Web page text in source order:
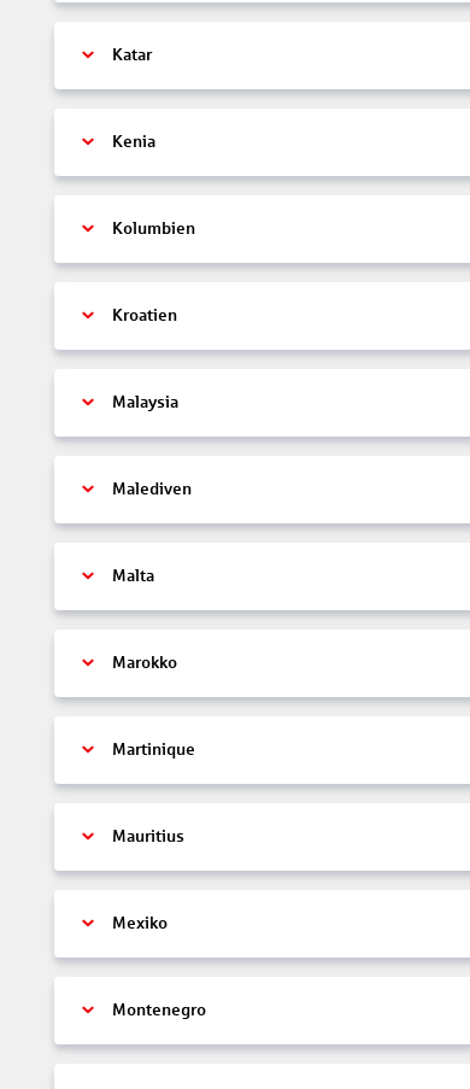
Katar
Kenia
Kolumbien
Kroatien
Malaysia
Malediven
Malta
Marokko
Martinique
Mauritius
Mexiko
Montenegro